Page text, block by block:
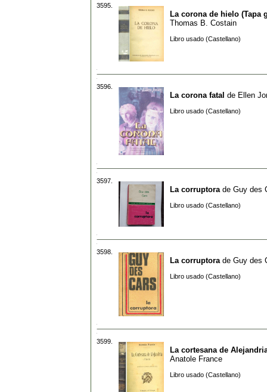
3595.
La corona de hielo (Tapa
Thomas B. Costain
Libro usado (Castellano)
3596.
La corona fatal de Ellen
Libro usado (Castellano)
3597.
La corruptora de Guy des
Libro usado (Castellano)
3598.
La corruptora de Guy des
Libro usado (Castellano)
3599.
La cortesana de
Anatole France
Libro usado (Castellano)